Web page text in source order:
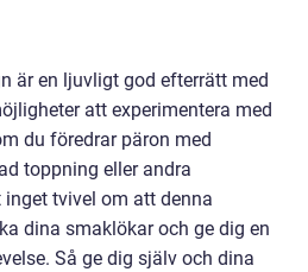
är en ljuvligt god efterrätt med
att experimentera med
du föredrar päron med
toppning eller andra
tvivel om att denna
dina smaklökar och ge dig en
Så ge dig själv och dina